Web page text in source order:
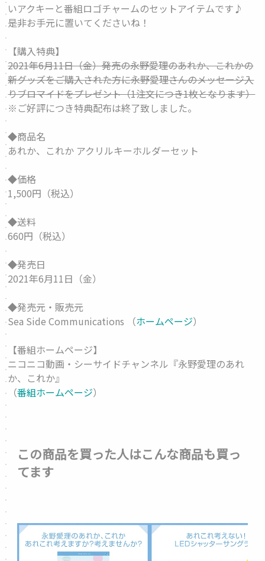
いアクキーと番組ロゴチャームのセットアイテムです♪
是非お手元に置いてくださいね！
【購入特典】
2021年6月11日（金）発売の永野愛理のあれか、これかの
新グッズをご購入された方に永野愛理さんのメッセージ入
りブロマイドをプレゼント（1注文につき1枚となります）
※ご好評につき特典配布は終了致しました。
◆商品名
あれか、これか アクリルキーホルダーセット
◆価格
1,500円（税込）
◆送料
660円（税込）
◆発売日
2021年6月11日（金）
◆発売元・販売元
Sea Side Communications （ホームページ）
【番組ホームページ】
ニコニコ動画・シーサイドチャンネル『永野愛理のあれ
か、これか』
（番組ホームページ）
この商品を買った人はこんな商品も買っ
てます